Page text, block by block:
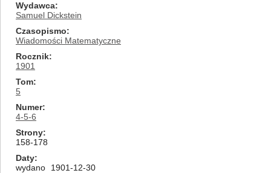
Wydawca
Samuel Dickstein
Czasopismo
Wiadomości Matematyczne
Rocznik
1901
Tom
5
Numer
4-5-6
Strony
158-178
Daty
wydano
1901-12-30